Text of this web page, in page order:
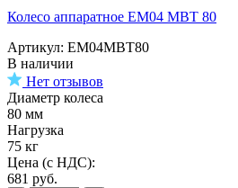
Колесо аппаратное EM04 MBT 80
Артикул: EM04MBT80
В наличии
Нет отзывов
Диаметр колеса
80 мм
Нагрузка
75 кг
Цена (с НДС):
681 руб.